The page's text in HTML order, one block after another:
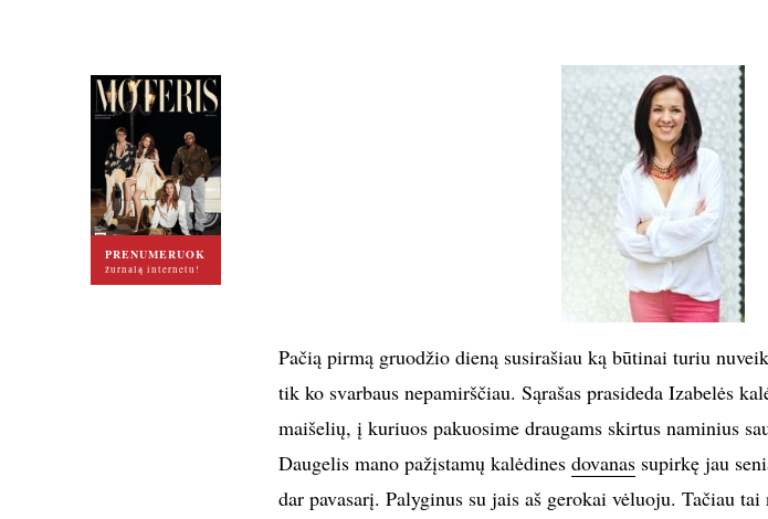
PRENUMERUOK
žurnalą internetu!
Pačią pirmą gruodžio dieną susirašiau ką būtinai turiu
tik ko svarbaus nepamirščiau. Sąrašas prasideda Izabelės
maišelių, į kuriuos pakuosime draugams skirtus naminius
Daugelis mano pažįstamų kalėdines dovanassupirkę jau
dar pavasarį. Palyginus su jais aš gerokai vėluoju. Tačiau